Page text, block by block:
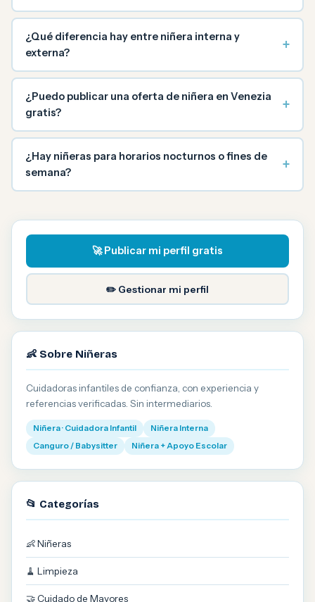
¿Qué diferencia hay entre niñera interna y
externa?
+
¿Puedo publicar una oferta de niñera en Venezia
gratis?
+
¿Hay niñeras para horarios nocturnos o fines de
semana?
+
🚀 Publicar mi perfil gratis
✏️ Gestionar mi perfil
👶 Sobre Niñeras
Cuidadoras infantiles de confianza, con experiencia y
referencias verificadas. Sin intermediarios.
Niñera · Cuidadora Infantil
Niñera Interna
Canguro / Babysitter
Niñera + Apoyo Escolar
📂 Categorías
👶 Niñeras
🧹 Limpieza
🤝 Cuidado de Mayores